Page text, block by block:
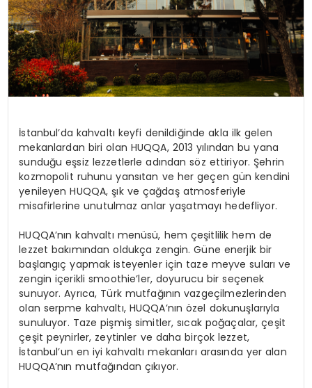
İstanbul’da kahvaltı keyfi denildiğinde akla ilk gelen
mekanlardan biri olan HUQQA, 2013 yılından bu yana
sunduğu eşsiz lezzetlerle adından söz ettiriyor. Şehrin
kozmopolit ruhunu yansıtan ve her geçen gün kendini
yenileyen HUQQA, şık ve çağdaş atmosferiyle
misafirlerine unutulmaz anlar yaşatmayı hedefliyor.
HUQQA’nın kahvaltı menüsü, hem çeşitlilik hem de
lezzet bakımından oldukça zengin. Güne enerjik bir
başlangıç yapmak isteyenler için taze meyve suları ve
zengin içerikli smoothie’ler, doyurucu bir seçenek
sunuyor. Ayrıca, Türk mutfağının vazgeçilmezlerinden
olan serpme kahvaltı, HUQQA’nın özel dokunuşlarıyla
sunuluyor. Taze pişmiş simitler, sıcak poğaçalar, çeşit
çeşit peynirler, zeytinler ve daha birçok lezzet,
İstanbul’un en iyi kahvaltı mekanları arasında yer alan
HUQQA’nın mutfağından çıkıyor.